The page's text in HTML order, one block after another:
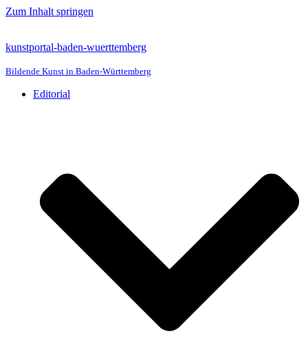
Zum Inhalt springen
kunstportal-baden-wuerttemberg
Bildende Kunst in Baden-Württemberg
Editorial